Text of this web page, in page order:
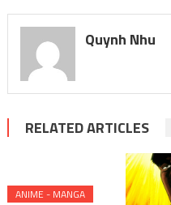
Quynh Nhu
RELATED ARTICLES
ANIME - MANGA